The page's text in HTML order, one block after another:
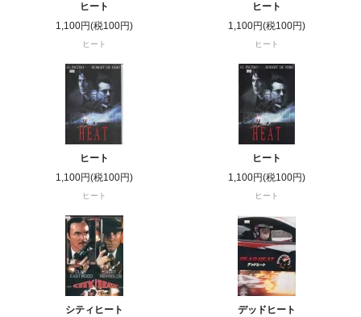
ヒート
1,100円(税100円)
ヒート
ヒート
1,100円(税100円)
ヒート
ヒート
1,100円(税100円)
ヒート
ヒート
1,100円(税100円)
ヒート
シティヒート
デッドヒート